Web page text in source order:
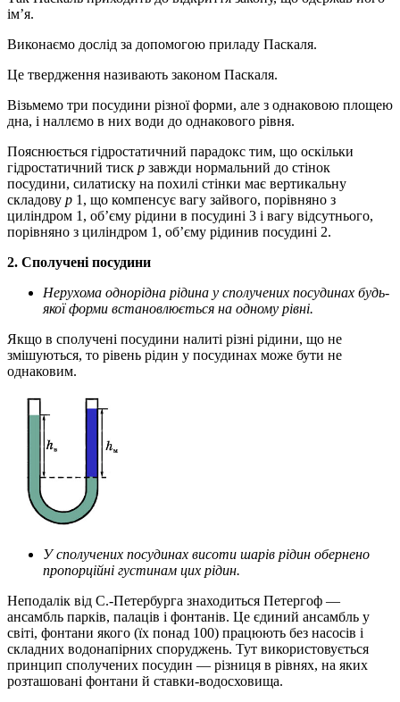
ім’я.
Виконаємо дослід за допомогою приладу Паскаля.
Це твердження називають законом Паскаля.
Візьмемо три посудини різної форми, але з однаковою площею
дна, і наллємо в них води до однакового рівня.
Пояснюється гідростатичний парадокс тим, що оскільки
гідростатичний тиск р завжди нормальний до стінок
посудини, силатиску на похилі стінки має вертикальну
складову p 1, що компенсує вагу зайвого, порівняно з
циліндром 1, об’єму рідини в посудині 3 і вагу відсутнього,
порівняно з циліндром 1, об’єму рідинив посудині 2.
2. Сполучені посудини
Нерухома однорідна рідина у сполучених посудинах будь-
якої форми встановлюється на одному рівні.
Якщо в сполучені посудини налиті різні рідини, що не
змішуються, то рівень рідин у посудинах може бути не
однаковим.
У сполучених посудинах висоти шарів рідин обернено
пропорційні густинам цих рідин.
Неподалік від С.-Петербурга знаходиться Петергоф —
ансамбль парків, палаців і фонтанів. Це єдиний ансамбль у
світі, фонтани якого (їх понад 100) працюють без насосів і
складних водонапірних споруджень. Тут використовується
принцип сполучених посудин — різниця в рівнях, на яких
розташовані фонтани й ставки-водосховища.